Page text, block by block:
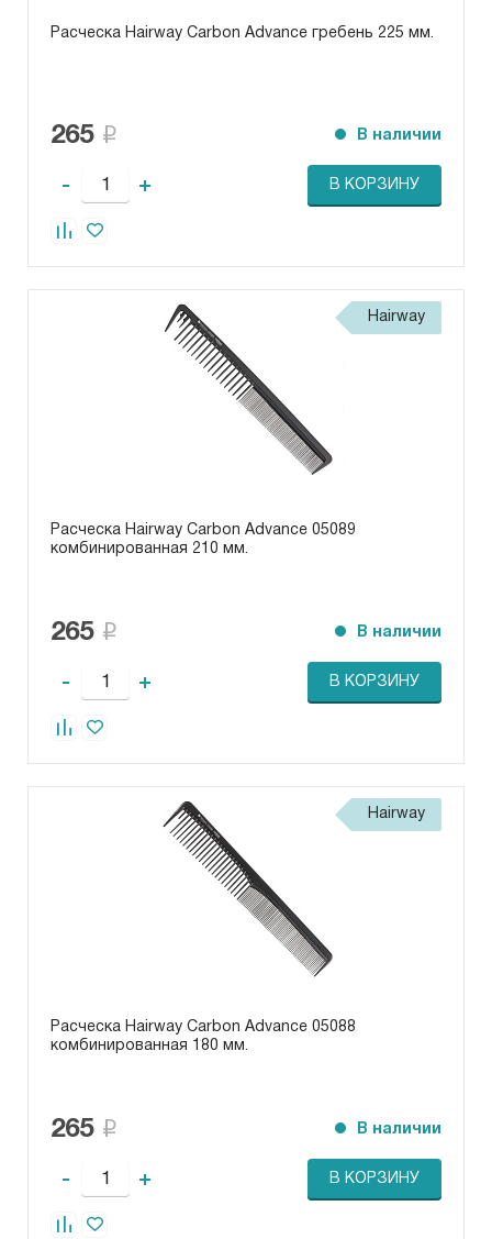
Расческа Hairway Carbon Advance гребень 225 мм.
265 В наличии
- + В КОРЗИНУ
Hairway
Расческа Hairway Carbon Advance 05089
комбинированная 210 мм.
265 В наличии
- + В КОРЗИНУ
Hairway
Расческа Hairway Carbon Advance 05088
комбинированная 180 мм.
265 В наличии
- + В КОРЗИНУ